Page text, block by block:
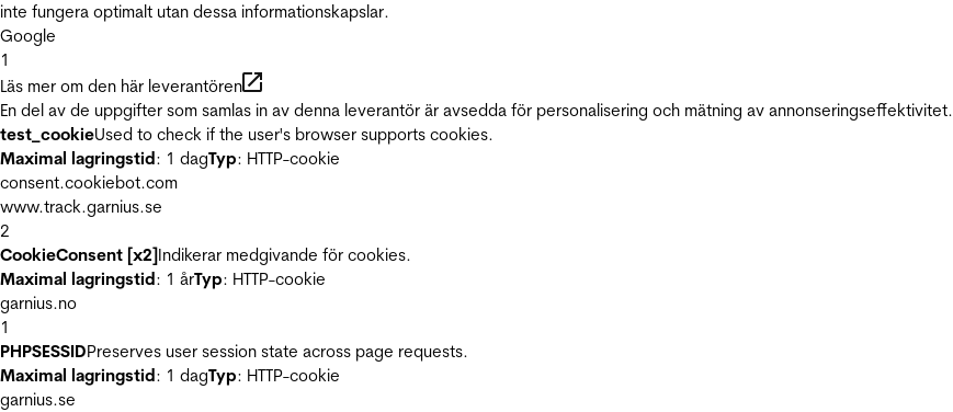
inte fungera optimalt utan dessa informationskapslar.
Google
1
Läs mer om den här leverantören
En del av de uppgifter som samlas in av denna leverantör är avsedda för personalisering och mätning av annonseringseffektivitet.
test_cookieUsed to check if the user's browser supports cookies.
Maximal lagringstid: 1 dagTyp: HTTP-cookie
consent.cookiebot.com
www.track.garnius.se
2
CookieConsent [x2]Indikerar medgivande för cookies.
Maximal lagringstid: 1 årTyp: HTTP-cookie
garnius.no
1
PHPSESSIDPreserves user session state across page requests.
Maximal lagringstid: 1 dagTyp: HTTP-cookie
garnius.se